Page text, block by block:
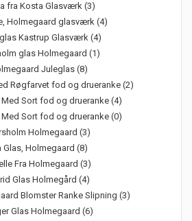
fra Kosta Glasværk (3)
Holmegaard glasværk (4)
Kastrup Glasværk (4)
glas Holmegaard (1)
Juleglas (8)
Røgfarvet fod og drueranke (2)
Sort fod og drueranke (4)
Sort fod og drueranke (0)
Holmegaard (3)
Glas, Holmegaard (8)
Fra Holmegaard (3)
Glas Holmegård (4)
Blomster Ranke Slipning (3)
Glas Holmegaard (6)